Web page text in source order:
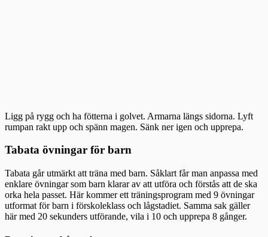
Ligg på rygg och ha fötterna i golvet. Armarna längs sidorna. Lyft
rumpan rakt upp och spänn magen. Sänk ner igen och upprepa.
Tabata övningar för barn
Tabata går utmärkt att träna med barn. Såklart får man anpassa med
enklare övningar som barn klarar av att utföra och förstås att de ska
orka hela passet. Här kommer ett träningsprogram med 9 övningar
utformat för barn i förskoleklass och lågstadiet. Samma sak gäller
här med 20 sekunders utförande, vila i 10 och upprepa 8 gånger.